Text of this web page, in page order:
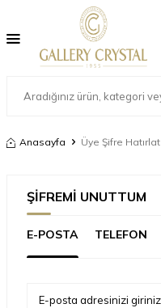
Anasayfa Üye Şifre Hatırlat
ŞIFREMI UNUTTUM
E-POSTA TELEFON
E-posta adresinizi giriniz